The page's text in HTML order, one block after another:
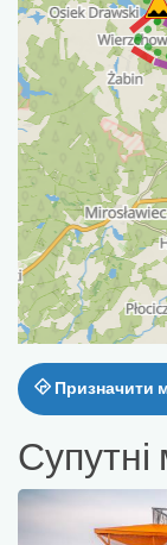
Призначити